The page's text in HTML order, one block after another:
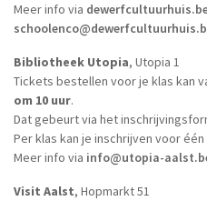
Meer info via
Bibliotheek Utopia, Utopia 1
Tickets bestellen voor je klas kan
om 10 uur.
Dat gebeurt via het
Per klas kan je inschrijven voor
Meer info via info@utopia-
Visit Aalst, Hopmarkt 51